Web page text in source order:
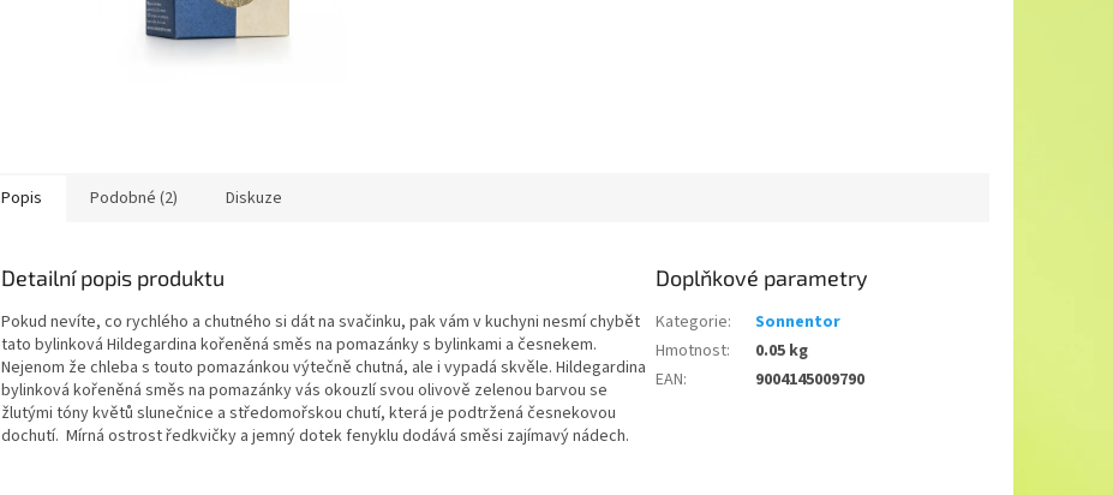
Popis Podobné (2) Diskuze
Detailní popis produktu
Pokud nevíte, co rychlého a chutného si dát na svačinku, pak vám v kuchyni nesmí chybět
tato bylinková Hildegardina kořeněná směs na pomazánky s bylinkami a česnekem.
Nejenom že chleba s touto pomazánkou výtečně chutná, ale i vypadá skvěle. Hildegardina
bylinková kořeněná směs na pomazánky vás okouzlí svou olivově zelenou barvou se
žlutými tóny květů slunečnice a středomořskou chutí, která je podtržená česnekovou
dochutí. Mírná ostrost ředkvičky a jemný dotek fenyklu dodává směsi zajímavý nádech.
Doplňkové parametry
Kategorie:
Sonnentor
Hmotnost:
0.05 kg
EAN: 9004145009790